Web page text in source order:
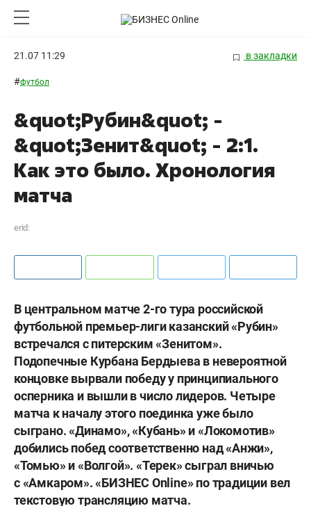
21.07 11:29 в закладки
#футбол
&quot;Рубин&quot; -
&quot;Зенит&quot; - 2:1.
Как это было. Хронология
матча
erid:
В центральном матче 2-го тура российской
футбольной премьер-лиги казанский «Рубин»
встречался с питерским «Зенитом».
Подопечные Курбана Бердыева в невероятной
концовке вырвали победу у принципиального
осперника и вышли в число лидеров. Четыре
матча к началу этого поединка уже было
сыграно. «Динамо», «Кубань» и «Локомотив»
добились побед соответственно над «Анжи»,
«Томью» и «Волгой». «Терек» сыграл вничью
с «Амкаром». «БИЗНЕС Online» по традиции вел
текстовую трансляцию матча.